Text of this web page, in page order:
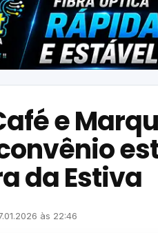
e
da Estiva
às 22:46